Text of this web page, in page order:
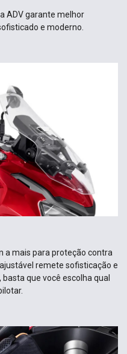
ADV garante melhor
e moderno.
a mais para proteção contra
remete sofisticação e
que você escolha qual